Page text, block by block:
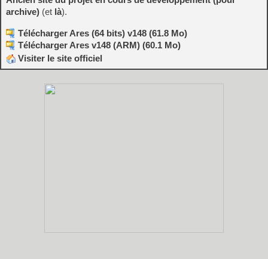
archive) (et là).
Télécharger Ares (64 bits) v148 (61.8 Mo)
Télécharger Ares v148 (ARM) (60.1 Mo)
Visiter le site officiel